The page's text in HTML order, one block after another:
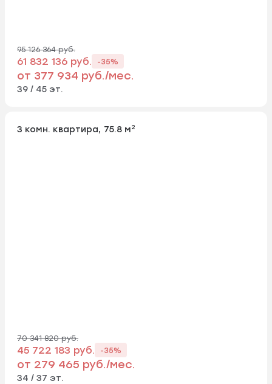
95 126 364 руб.
61 832 136 руб. -35%
от 377 934 руб./мес.
39 / 45 эт.
3 комн. квартира, 75.8 м2
70 341 820 руб.
45 722 183 руб. -35%
от 279 465 руб./мес.
34 / 37 эт.